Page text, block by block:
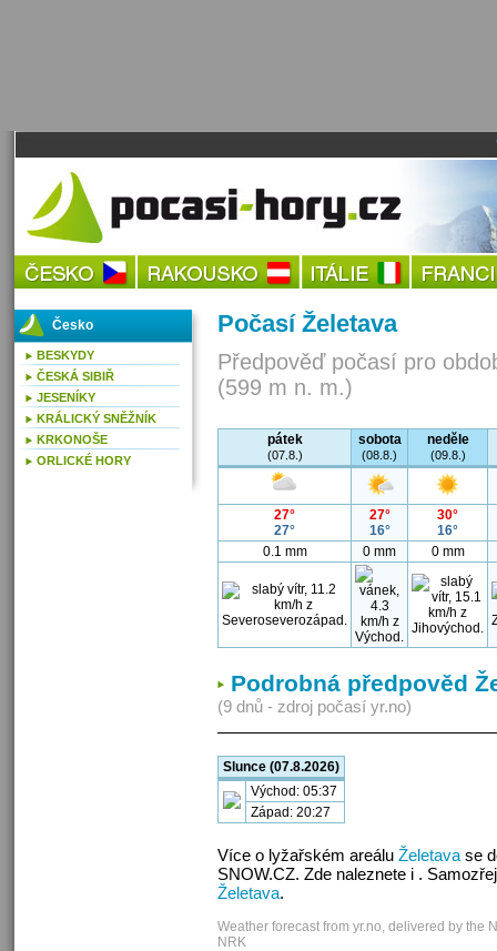
Počasí Želetava
Předpověď počasí pro
(599 m n. m.)
pátek
(07.8.)
sobota
(08.8.)
neděle
(09.8.)
27°
27°
27°
16°
30°
16°
0.1 mm
0 mm 0 mm
Podrobná předpověd
(9 dnů - zdroj počasí yr.no)
Slunce (07.8.2026)
Východ: 05:37
Západ: 20:27
Více o lyžařském areálu Želetava se
SNOW.CZ. Zde naleznete i .
Želetava.
Weather forecast from yr.no, delivered by the
NRK
Česko
BESKYDY
ČESKÁ SIBIŘ
JESENÍKY
KRÁLICKÝ SNĚŽNÍK
KRKONOŠE
ORLICKÉ HORY